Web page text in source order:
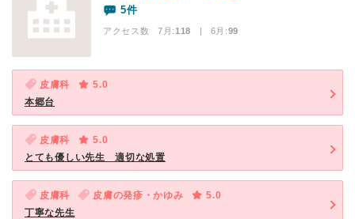
5件
アクセス数 7月:118 | 6月:99
皮膚科
5.0
本郷台
皮膚科
5.0
とても優しい先生 適切な処置
皮膚科 皮膚の発疹・かゆみ
5.0
丁寧な先生